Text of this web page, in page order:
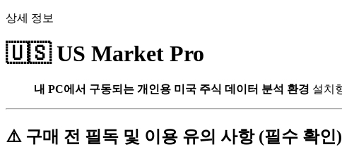
상세 정보
🇺🇸 US Market Pro
내 PC에서 구동되는 개인용 미국 주식 데이터 분석 환경 설치
⚠️ 구매 전 필독 및 이용 유의 사항 (필수 확인)